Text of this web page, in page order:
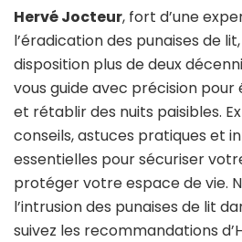
Hervé Jocteur, fort d’une
l’éradication des punaises de
disposition plus de deux
vous guide avec précision pour
et rétablir des nuits paisibles.
conseils, astuces pratiques et
essentielles pour sécuriser
protéger votre espace de vie.
l’intrusion des punaises de lit
suivez les recommandations